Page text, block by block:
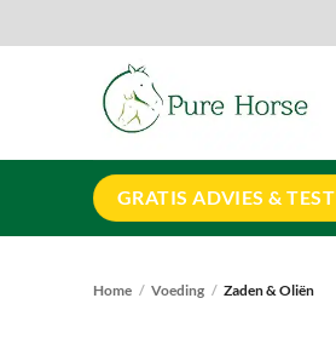
naar
GRATIS ADVIES & TEST
Home / Voeding / Zaden & Oliën